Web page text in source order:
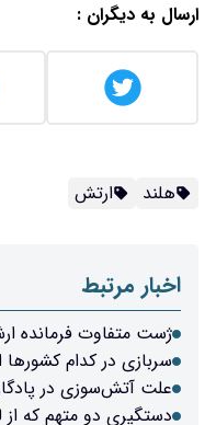
ارسال به دیگران :
هلند ارتش
اخبار مرتبط
ژست متفاوت فرمانده
سربازی در کدام
علت آتش‌سوزی در
دستگیری دو متهم که